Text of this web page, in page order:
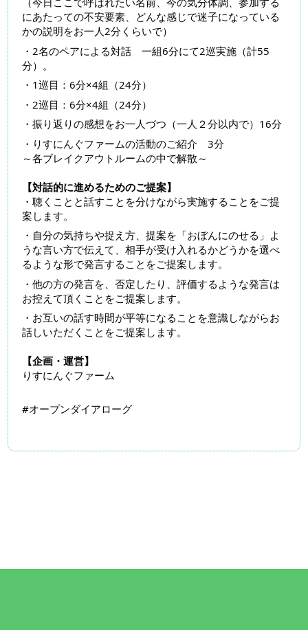
にあたっての不安要素、どんな感じで迷子になっている
かの説明をお一人2分くらいで）
・2名のペアによる対話 一組6分にて2巡実施（計55
分）。
・1巡目：6分×4組（24分）
・2巡目：6分×4組（24分）
・振り返りの感想をお一人づつ（一人２分以内で）16分
・りすにんぐファームの活動のご紹介 3分
～各ブレイクアウトルームの中で解散～
【対話的に進めるためのご提案】
・聴くことと話すことを分けながら実施することをご提
案します。
・自分の気持ちや捉え方、提案を「おぼんにのせる」よ
うな言い方で伝えて、相手が受け入れるかどうかを選べ
るような形で発言することをご提案します。
・他の方の発言を、否定したり、評価するような発言は
お控えて頂くことをご提案します。
・お互いの話す時間が平等になることを意識しながらお
話しいただくことをご提案します。
【企画・運営】
りすにんぐファーム
#オープンダイアローグ